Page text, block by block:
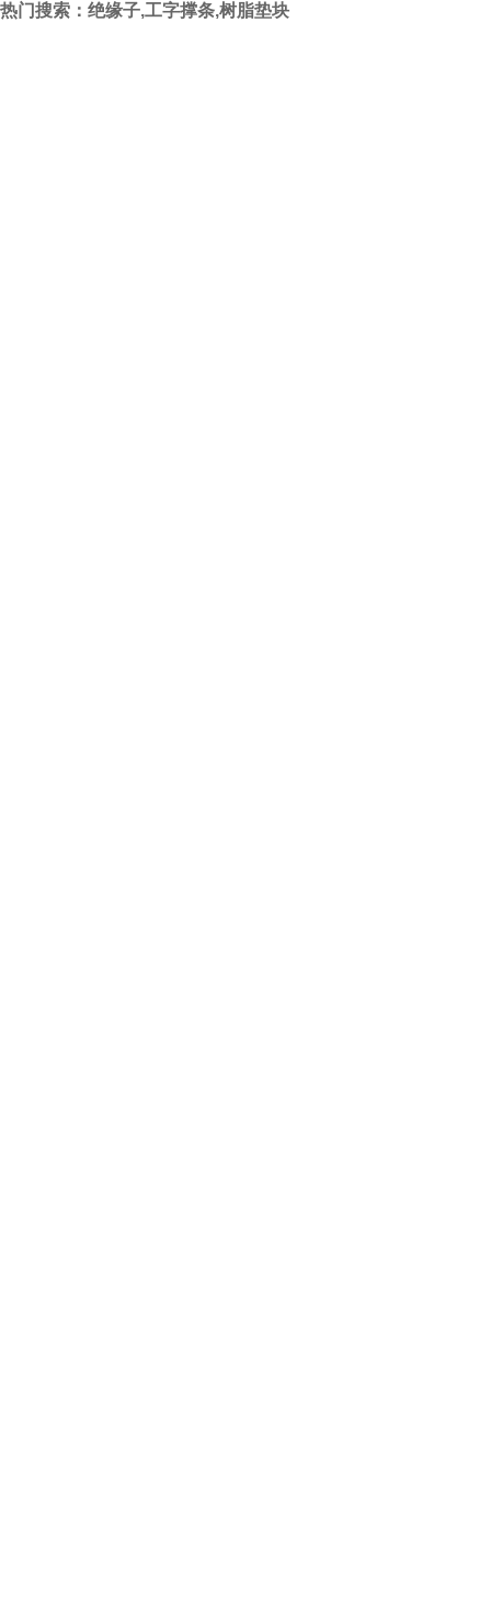
热门搜索：绝缘子,工字撑条,树脂垫块